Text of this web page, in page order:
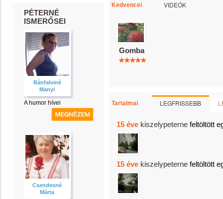
PÉTERNÉ
ISMERŐSEI
Bánfalviné
Manyi
A humor hívei
Csendesné
Márta
Kedvencei VIDEÓK
Gomba
Tartalmai LEGFRISSEBB
15 éve kiszelypeterne feltöltött
15 éve kiszelypeterne feltöltött